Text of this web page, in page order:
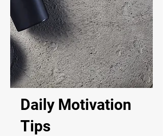
Daily Motivation
Tips